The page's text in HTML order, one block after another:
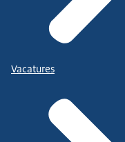
Vacatures